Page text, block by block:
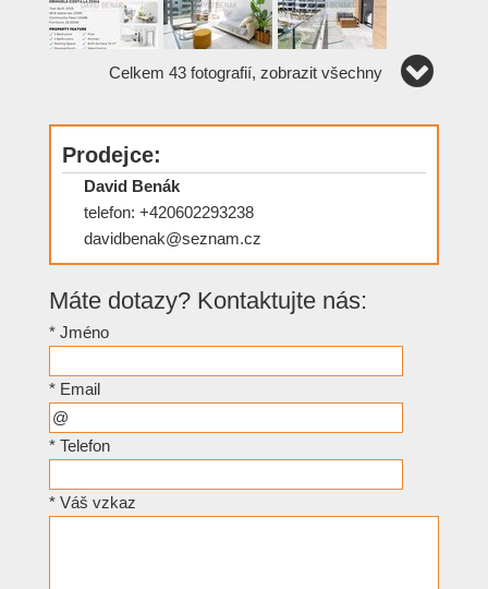
Celkem 43 fotografií, zobrazit všechny
Prodejce:
David Benák
telefon: +420602293238
davidbenak@seznam.cz
Máte dotazy? Kontaktujte nás:
* Jméno
* Email
* Telefon
* Váš vzkaz